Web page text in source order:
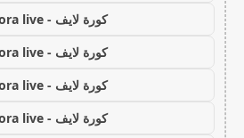
كورة لايف - koora live
كورة لايف - koora live
كورة لايف - koora live
كورة لايف - koora live